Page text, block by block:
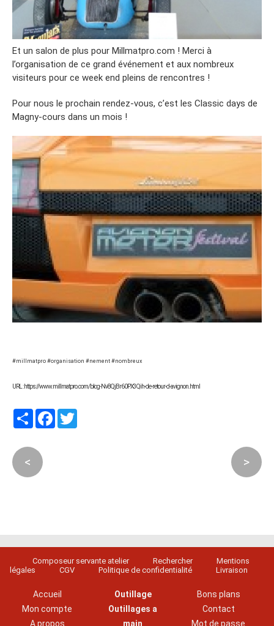
Et un salon de plus pour Millmatpro.com ! Merci à
l’organisation de ce grand événement et aux nombreux
visiteurs pour ce week end pleins de rencontres !
Pour nous le prochain rendez-vous, c’est les Classic days de
Magny-cours dans un mois !
#millmatpro #organisation #nement #nombreux
URL : https://www.millmatpro.com/blog-Nv8QjBr60PX3Qih-de-retour-d-avignon.html
PartagerFacebook
< >
Composeur servante atelier Rechercher
Mentions
légales
CGV Politique de confidentialité Livraison
Accueil
Mon compte
A propos
Outillage
Outillages a
main
Bons plans
Contact
Mot de passe